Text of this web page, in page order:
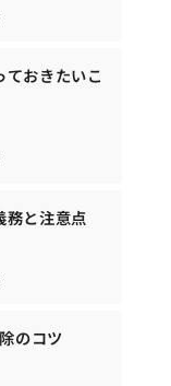
おきたいこ
務と注意点
のコツ